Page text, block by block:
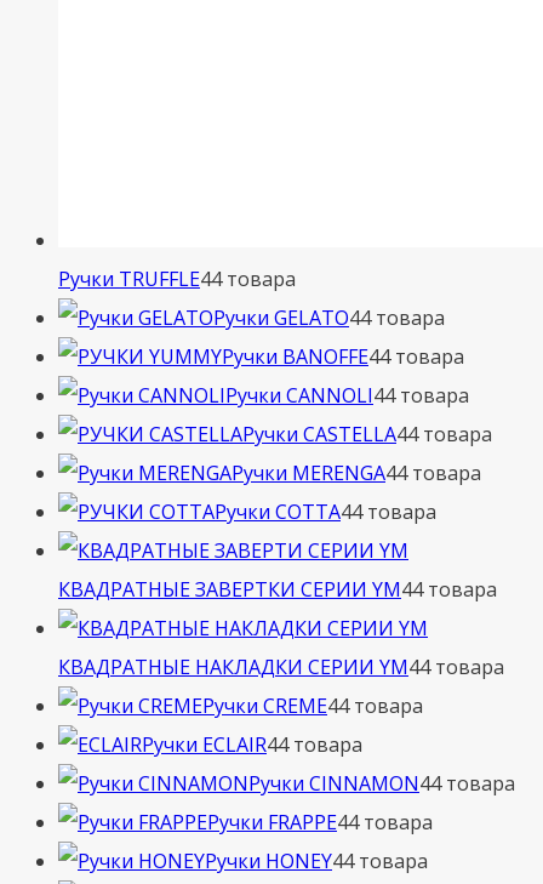
Ручки TRUFFLE44 товара
Ручки GELATO44 товара
Ручки BANOFFE44 товара
Ручки CANNOLI44 товара
Ручки CASTELLA44 товара
Ручки MERENGA44 товара
Ручки COTTA44 товара
КВАДРАТНЫЕ ЗАВЕРТКИ СЕРИИ YM44 товара
КВАДРАТНЫЕ НАКЛАДКИ СЕРИИ YM44 товара
Ручки CREME44 товара
Ручки ECLAIR44 товара
Ручки CINNAMON44 товара
Ручки FRAPPE44 товара
Ручки HONEY44 товара